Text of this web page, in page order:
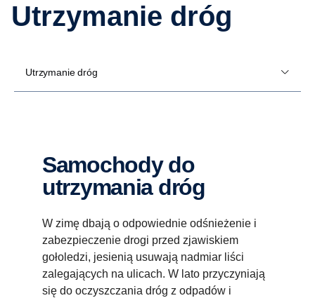
Utrzymanie dróg
Utrzymanie dróg
Samochody do
utrzymania dróg
W zimę dbają o odpowiednie odśnieżenie i
zabezpieczenie drogi przed zjawiskiem
gołoledzi, jesienią usuwają nadmiar liści
zalegających na ulicach. W lato przyczyniają
się do oczyszczania dróg z odpadów i